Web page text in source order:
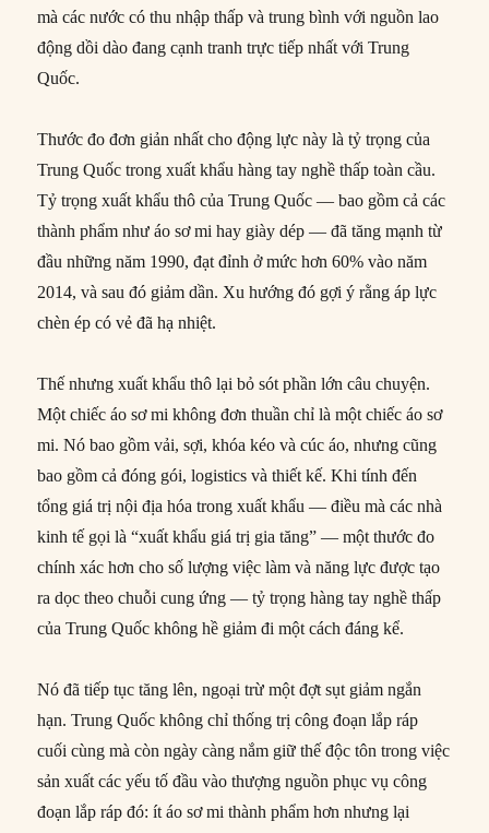
mà các nước có thu nhập thấp và trung bình với nguồn lao
động dồi dào đang cạnh tranh trực tiếp nhất với Trung
Quốc.
Thước đo đơn giản nhất cho động lực này là tỷ trọng của
Trung Quốc trong xuất khẩu hàng tay nghề thấp toàn cầu.
Tỷ trọng xuất khẩu thô của Trung Quốc — bao gồm cả các
thành phẩm như áo sơ mi hay giày dép — đã tăng mạnh từ
đầu những năm 1990, đạt đỉnh ở mức hơn 60% vào năm
2014, và sau đó giảm dần. Xu hướng đó gợi ý rằng áp lực
chèn ép có vẻ đã hạ nhiệt.
Thế nhưng xuất khẩu thô lại bỏ sót phần lớn câu chuyện.
Một chiếc áo sơ mi không đơn thuần chỉ là một chiếc áo sơ
mi. Nó bao gồm vải, sợi, khóa kéo và cúc áo, nhưng cũng
bao gồm cả đóng gói, logistics và thiết kế. Khi tính đến
tổng giá trị nội địa hóa trong xuất khẩu — điều mà các nhà
kinh tế gọi là “xuất khẩu giá trị gia tăng” — một thước đo
chính xác hơn cho số lượng việc làm và năng lực được tạo
ra dọc theo chuỗi cung ứng — tỷ trọng hàng tay nghề thấp
của Trung Quốc không hề giảm đi một cách đáng kể.
Nó đã tiếp tục tăng lên, ngoại trừ một đợt sụt giảm ngắn
hạn. Trung Quốc không chỉ thống trị công đoạn lắp ráp
cuối cùng mà còn ngày càng nắm giữ thế độc tôn trong việc
sản xuất các yếu tố đầu vào thượng nguồn phục vụ công
đoạn lắp ráp đó: ít áo sơ mi thành phẩm hơn nhưng lại